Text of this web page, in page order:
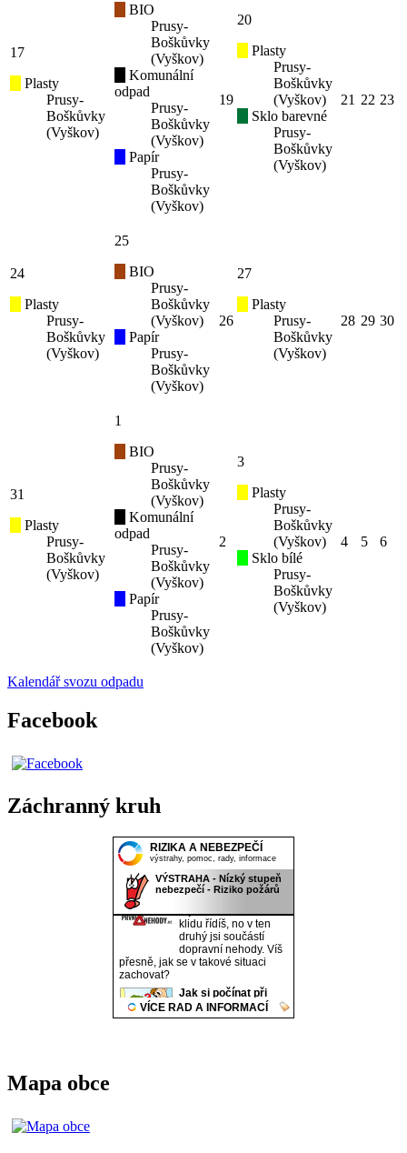
17
Plasty
Prusy-
Boškůvky
(Vyškov)
BIO
Prusy-
Boškůvky
(Vyškov)
Komunální
odpad
Prusy-
Boškůvky
(Vyškov)
Papír
Prusy-
Boškůvky
(Vyškov)
19
20
Plasty
Prusy-
Boškůvky
(Vyškov)
Sklo barevné
Prusy-
Boškůvky
(Vyškov)
21 22 23
24
Plasty
Prusy-
Boškůvky
(Vyškov)
25
BIO
Prusy-
Boškůvky
(Vyškov)
Papír
Prusy-
Boškůvky
(Vyškov)
26
27
Plasty
Prusy-
Boškůvky
(Vyškov)
28 29 30
31
Plasty
Prusy-
Boškůvky
(Vyškov)
1
BIO
Prusy-
Boškůvky
(Vyškov)
Komunální
odpad
Prusy-
Boškůvky
(Vyškov)
Papír
Prusy-
Boškůvky
(Vyškov)
2
3
Plasty
Prusy-
Boškůvky
(Vyškov)
Sklo bílé
Prusy-
Boškůvky
(Vyškov)
4 5 6
Kalendář svozu odpadu
Facebook
Záchranný kruh
Mapa obce